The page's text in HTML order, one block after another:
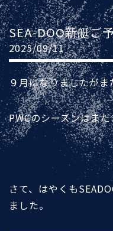
SEA-DOO新艇ご
2025/09/11
９月になりましたがま
PWCのシーズンはま
さて、はやくも
ました。